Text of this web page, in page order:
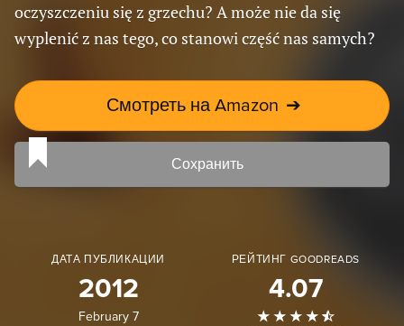
oczyszczeniu się z grzechu? A może nie da się
wyplenić z nas tego, co stanowi część nas samych?
Смотреть на Amazon ➔
Сохранить
ДАТА ПУБЛИКАЦИИ
2012
February 7
РЕЙТИНГ GOODREADS
4.07